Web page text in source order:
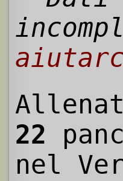
22
nel